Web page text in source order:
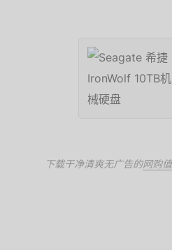
下载干净清爽无广告的网购